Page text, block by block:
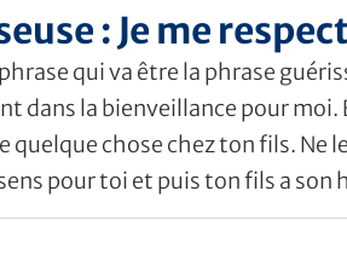
: Je me
qui va être la phrase
dans la bienveillance pour
quelque chose chez ton fils.
pour toi et puis ton fils a